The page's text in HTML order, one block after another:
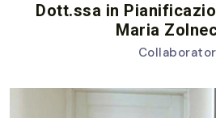
Dott.ssa in
Maria